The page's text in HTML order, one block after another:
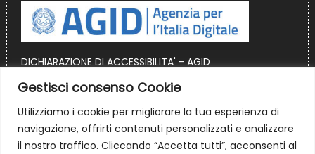
Gestisci consenso Cookie
Utilizziamo i cookie per migliorare la tua esperienza di
navigazione, offrirti contenuti personalizzati e analizzare
il nostro traffico. Cliccando “Accetta tutti”, acconsenti al
DICHIARAZIONE DI ACCESSIBILITA' - AGID
OBIETTIVI DI ACCESSIBILITA' AGID
Sito realizzato in ambiente WordPress